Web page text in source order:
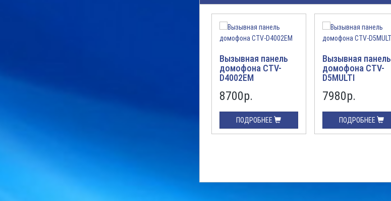
Вызывная панель
домофона CTV-
D4002EM
8700р.
ПОДРОБНЕЕ
Вызывная панель
домофона CTV-
D5MULTI
7980р.
ПОДРОБНЕЕ